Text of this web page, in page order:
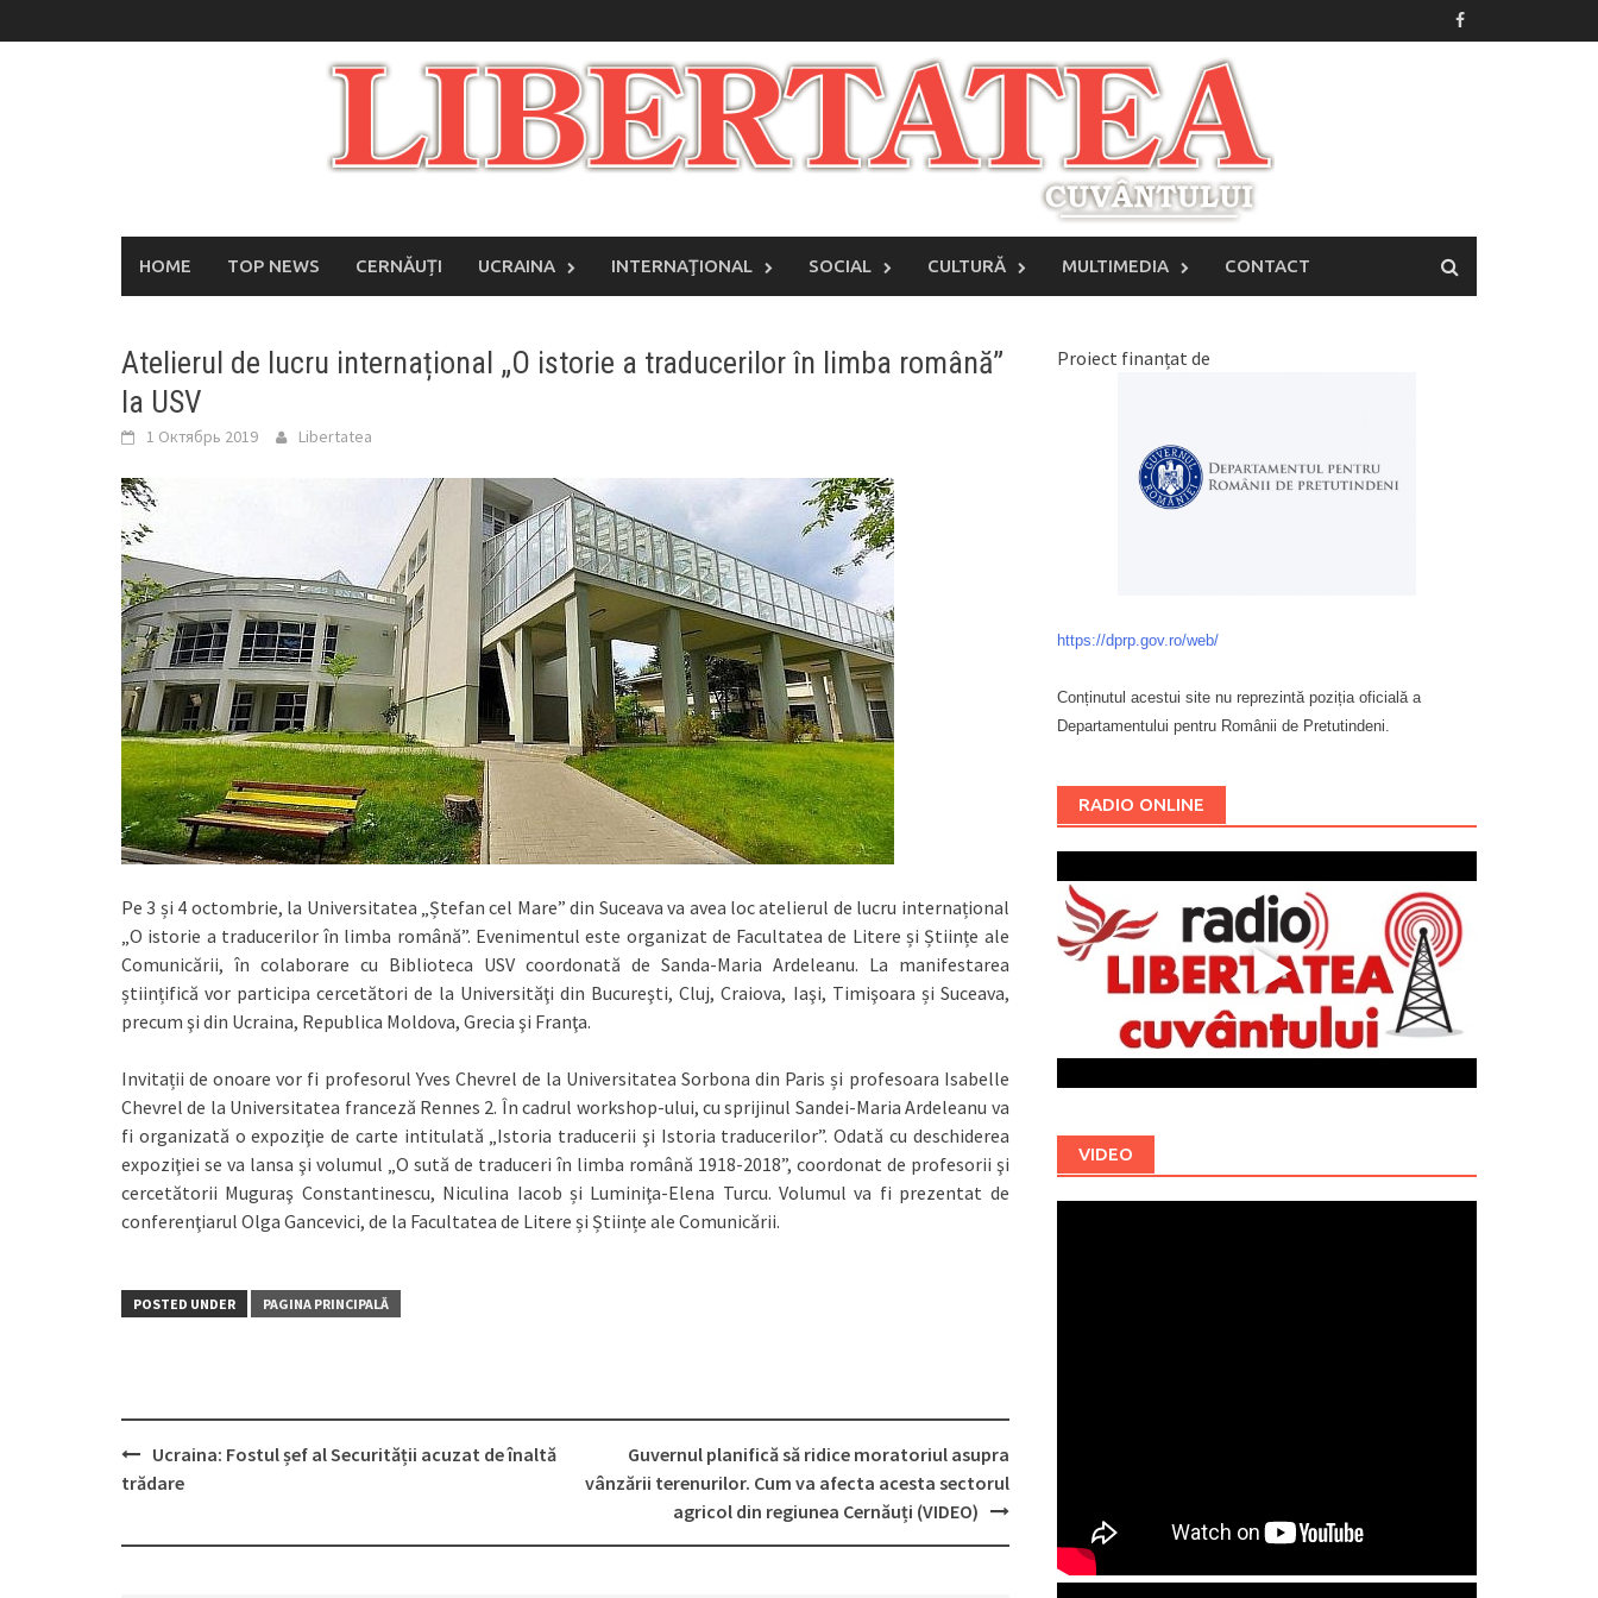
to
HOME TOP NEWS CERNĂUȚI UCRAINA INTERNAŢIONAL SOCIAL CULTURĂ MULTIMEDIA CONTACT
Atelierul de lucru internațional „O istorie a traducerilor în limba română”
la USV
1 Октябрь 2019 Libertatea
Pe 3 și 4 octombrie, la Universitatea „Ștefan cel Mare” din Suceava va avea loc atelierul de lucru internațional
„O istorie a traducerilor în limba română”. Evenimentul este organizat de Facultatea de Litere și Științe ale
Comunicării, în colaborare cu Biblioteca USV coordonată de Sanda-Maria Ardeleanu. La manifestarea
științifică vor participa cercetători de la Universităţi din Bucureşti, Cluj, Craiova, Iaşi, Timişoara și Suceava,
precum şi din Ucraina, Republica Moldova, Grecia şi Franţa.
Invitații de onoare vor fi profesorul Yves Chevrel de la Universitatea Sorbona din Paris și profesoara Isabelle
Chevrel de la Universitatea franceză Rennes 2. În cadrul workshop-ului, cu sprijinul Sandei-Maria Ardeleanu va
fi organizată o expoziţie de carte intitulată „Istoria traducerii şi Istoria traducerilor”. Odată cu deschiderea
expoziţiei se va lansa şi volumul „O sută de traduceri în limba română 1918-2018”, coordonat de profesorii şi
cercetătorii Muguraş Constantinescu, Niculina Iacob și Luminiţa-Elena Turcu. Volumul va fi prezentat de
conferenţiarul Olga Gancevici, de la Facultatea de Litere și Științe ale Comunicării.
POSTED UNDER PAGINA PRINCIPALĂ
Post
Ucraina: Fostul șef al Securității acuzat de înaltă
trădare
Guvernul planifică să ridice moratoriul asupra
vânzării terenurilor. Cum va afecta acesta sectorul
agricol din regiunea Cernăuți (VIDEO)
Proiect finanțat de
https://dprp.gov.ro/web/
Conținutul acestui site nu reprezintă poziția oficială a
Departamentului pentru Românii de Pretutindeni.
RADIO ONLINE
VIDEO